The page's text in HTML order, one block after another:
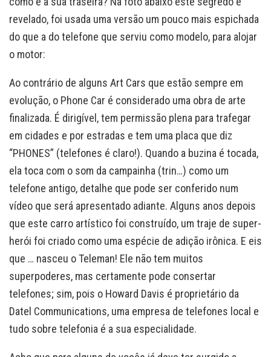
revelado, foi usada uma versão um pouco mais espichada
do que a do telefone que serviu como modelo, para alojar
o motor:
Ao contrário de alguns Art Cars que estão sempre em
evolução, o Phone Car é considerado uma obra de arte
finalizada. É dirigível, tem permissão plena para trafegar
em cidades e por estradas e tem uma placa que diz
“PHONES” (telefones é claro!). Quando a buzina é tocada,
ela toca com o som da campainha (trin…) como um
telefone antigo, detalhe que pode ser conferido num
vídeo que será apresentado adiante. Alguns anos depois
que este carro artístico foi construído, um traje de super-
herói foi criado como uma espécie de adição irônica. E eis
que … nasceu o Teleman! Ele não tem muitos
superpoderes, mas certamente pode consertar
telefones; sim, pois o Howard Davis é proprietário da
Datel Communications, uma empresa de telefones local e
tudo sobre telefonia é a sua especialidade.